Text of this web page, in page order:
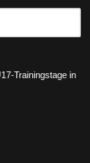
Trainingstage in